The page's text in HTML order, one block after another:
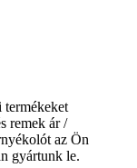
termékeket
remek ár /
az Ön
gyártunk le.